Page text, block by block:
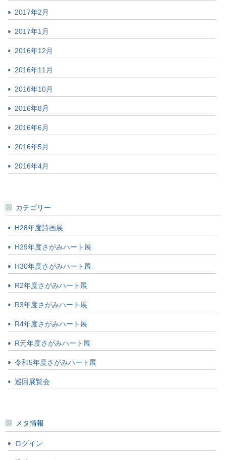
2017年2月
2017年1月
2016年12月
2016年11月
2016年10月
2016年8月
2016年6月
2016年5月
2016年4月
カテゴリー
H28年度詩画展
H29年度さがみハート展
H30年度さがみハート展
R2年度さがみハート展
R3年度さがみハート展
R4年度さがみハート展
R元年度さがみハート展
令和5年度さがみハート展
巡回展覧会
メタ情報
ログイン